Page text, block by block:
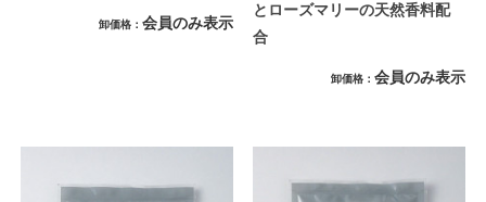
卸価格 会員のみ表示
とローズマリーの天然香料配
合
卸価格 会員のみ表示